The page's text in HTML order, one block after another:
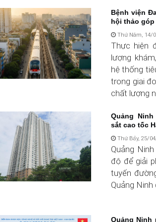
Bệnh viện
hội thảo góp
Thứ Năm, 14/
Thực hiện
lượng
hệ thống
trong giai
chất lượng
Quảng
sắt cao tốc
Thứ Bảy, 25/
Quảng
độ để giải
tuyến
Quảng Ninh
Quảng Ninh